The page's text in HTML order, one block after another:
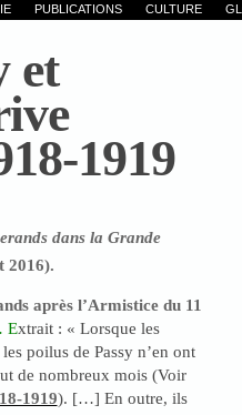
PUBLICATIONS CULTURE
et
1919
dans la Grande
2016).
après l’Armistice du 11
Extrait : « Lorsque les
poilus de Passy n’en ont
de nombreux mois (Voir
1919). […] En outre, ils